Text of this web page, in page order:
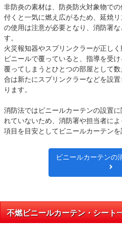
非防炎の素材は、防炎防火対象物で
付くと一気に燃え広がるため、延焼
の使用は注意が必要となり、消防署
す。
火災報知器やスプリンクラーが正し
ビニールで覆っていると、指導を受
覆ってしまうとひとつの部屋として
合は新たにスプリンクラーなどを設
ります。
消防法ではビニールカーテンの設置
れていないため、消防署や担当者に
項目を目安としてビニールカーテンを
ビニールカーテンの
不燃ビニールカーテン・シート